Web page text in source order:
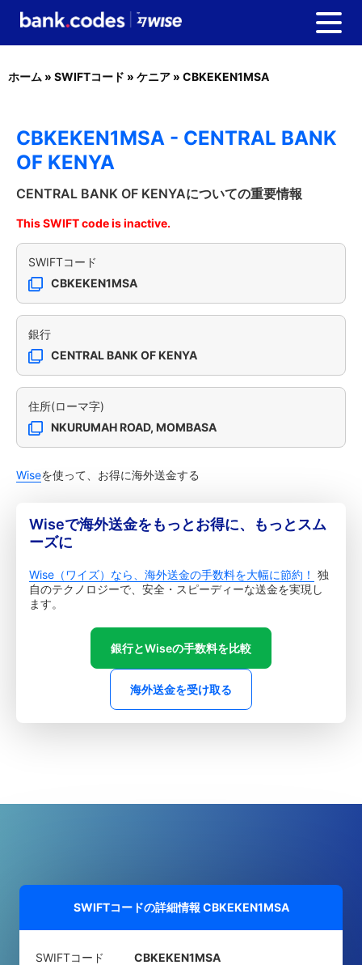
ホーム » SWIFTコード » ケニア » CBKEKEN1MSA
CBKEKEN1MSA - CENTRAL BANK
OF KENYA
CENTRAL BANK OF KENYAについての重要情報
This SWIFT code is inactive.
SWIFTコード
CBKEKEN1MSA
銀行
CENTRAL BANK OF KENYA
住所(ローマ字)
NKURUMAH ROAD, MOMBASA
Wiseを使って、お得に海外送金する
Wiseで海外送金をもっとお得に、もっとスム
ーズに
Wise（ワイズ）なら、海外送金の手数料を大幅に節約！ 独
自のテクノロジーで、安全・スピーディーな送金を実現し
ます。
銀行とWiseの手数料を比較
海外送金を受け取る
SWIFTコードの詳細情報 CBKEKEN1MSA
SWIFTコード CBKEKEN1MSA